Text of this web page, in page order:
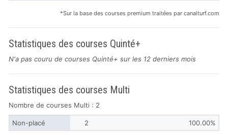
*Sur la base des courses premium traitées par canalturf.com
Statistiques des courses Quinté+
N'a pas couru de courses Quinté+ sur les 12 derniers mois
Statistiques des courses Multi
Nombre de courses Multi : 2
Non-placé 2 100.00%